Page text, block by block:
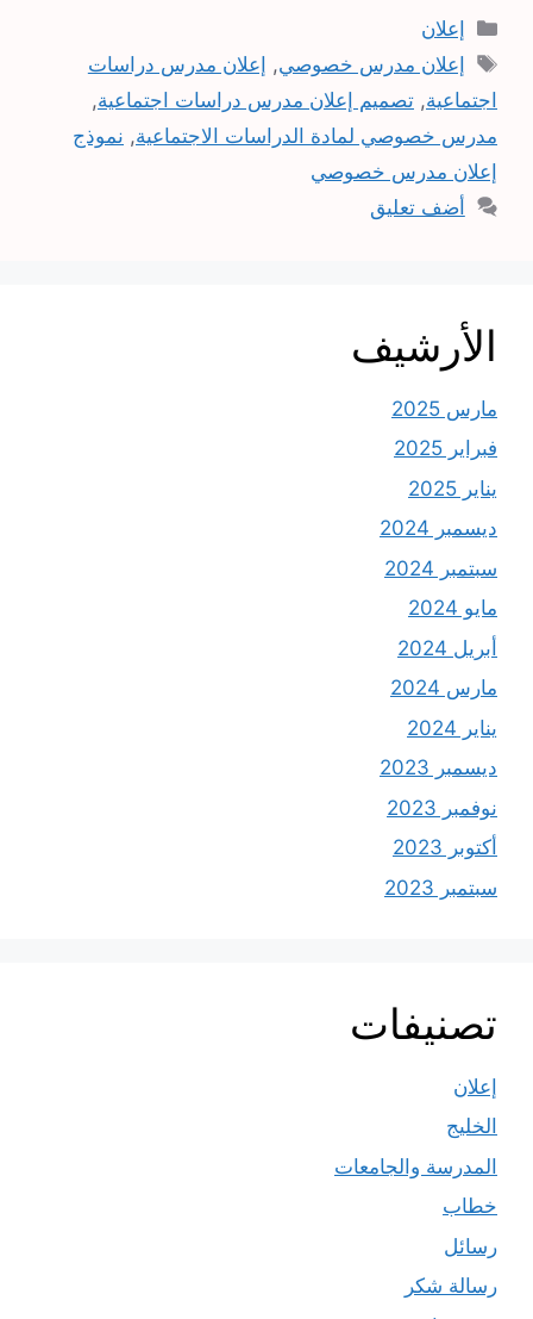
التصنيفات
إعلان
الوسوم
إعلان مدرس خصوصي, إعلان مدرس دراسات
اجتماعية, تصميم إعلان مدرس دراسات اجتماعية,
مدرس خصوصي لمادة الدراسات الاجتماعية, نموذج
إعلان مدرس خصوصي
أضف تعليق
الأرشيف
مارس 2025
فبراير 2025
يناير 2025
ديسمبر 2024
سبتمبر 2024
مايو 2024
أبريل 2024
مارس 2024
يناير 2024
ديسمبر 2023
نوفمبر 2023
أكتوبر 2023
سبتمبر 2023
تصنيفات
إعلان
الخليج
المدرسة والجامعات
خطاب
رسائل
رسالة شكر